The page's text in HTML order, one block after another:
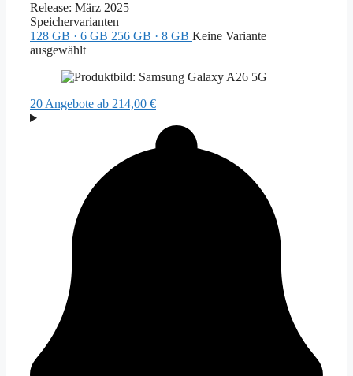
Release: März 2025
Speichervarianten
128 GB · 6 GB 256 GB · 8 GB Keine Variante
ausgewählt
20 Angebote ab 214,00 €